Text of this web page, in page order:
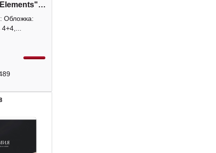
N6272 Be
Обложка: